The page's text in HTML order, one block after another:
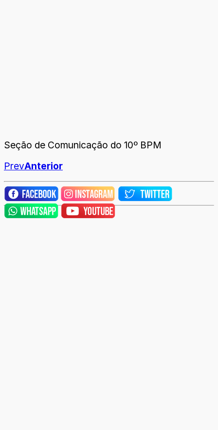
Seção de Comunicação do 10º BPM
PrevAnterior